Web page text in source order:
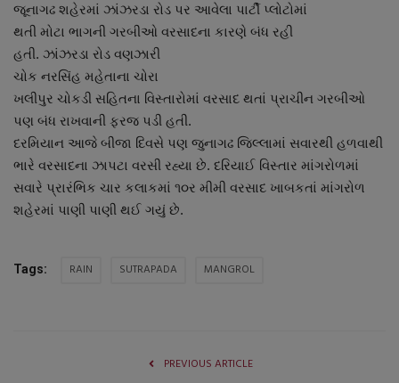
જૂનાગઢ શહેરમાં ઝાંઝરડા રોડ પર આવેલા પાર્ટી પ્લોટોમાં
થતી મોટા ભાગની ગરબીઓ વરસાદના કારણે બંધ રહી
હતી. ઝાંઝરડા રોડ વણઝારી
ચોક નરસિંહ મહેતાના ચોરા
ખલીપુર ચોકડી સહિતના વિસ્તારોમાં વરસાદ થતાં પ્રાચીન ગરબીઓ
પણ બંધ રાખવાની ફરજ પડી હતી.
દરમિયાન આજે બીજા દિવસે પણ જુનાગઢ જિલ્લામાં સવારથી હળવાથી
ભારે વરસાદના ઝાપટા વરસી રહ્યા છે. દરિયાઈ વિસ્તાર માંગરોળમાં
સવારે પ્રારંભિક ચાર કલાકમાં ૧૦ર મીમી વરસાદ ખાબકતાં માંગરોળ
શહેરમાં પાણી પાણી થઈ ગયું છે.
Tags: RAIN SUTRAPADA MANGROL
PREVIOUS ARTICLE